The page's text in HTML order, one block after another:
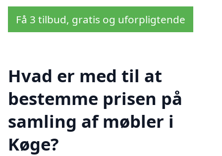
Få 3 tilbud, gratis og uforpligtende
Hvad er med til at
bestemme prisen på
samling af møbler i
Køge?